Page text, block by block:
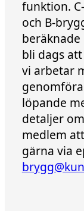
funktion.
och B-
bli dags
vi arbetar
löpande
detaljer
medlem
gärna via